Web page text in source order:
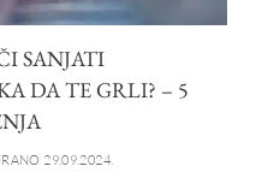
SANJATI
DA TE GRLI? – 5
29.09.2024.